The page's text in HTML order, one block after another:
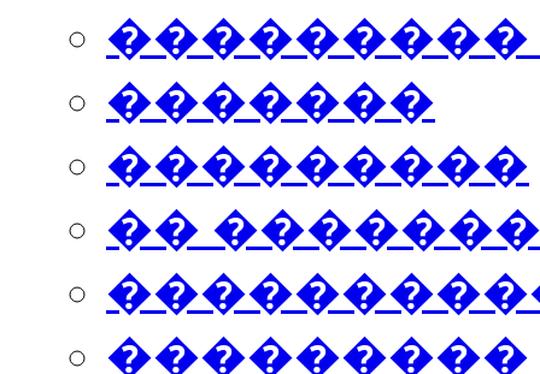
���������
�������
���������
��
���������